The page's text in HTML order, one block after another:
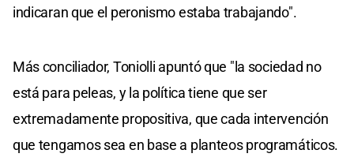
indicaran que el peronismo estaba trabajando".
Más conciliador, Toniolli apuntó que "la sociedad no
está para peleas, y la política tiene que ser
extremadamente propositiva, que cada intervención
que tengamos sea en base a planteos programáticos.